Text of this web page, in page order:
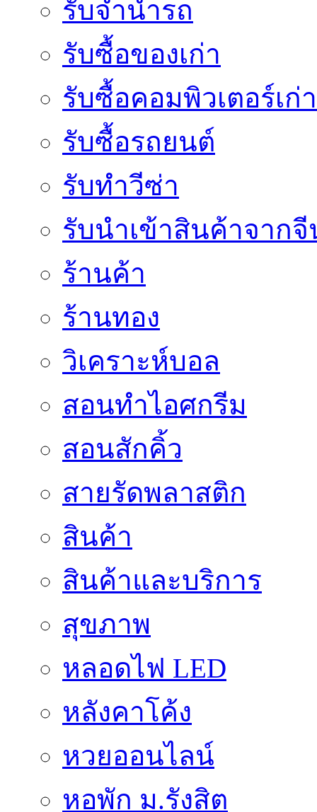
รับจำนำรถ
รับซื้อของเก่า
รับซื้อคอมพิวเตอร์เก่า
รับซื้อรถยนต์
รับทำวีซ่า
รับนำเข้าสินค้าจากจี
ร้านค้า
ร้านทอง
วิเคราะห์บอล
สอนทำไอศกรีม
สอนสักคิ้ว
สายรัดพลาสติก
สินค้า
สินค้าและบริการ
สุขภาพ
หลอดไฟ LED
หลังคาโค้ง
หวยออนไลน์
หอพัก ม.รังสิต